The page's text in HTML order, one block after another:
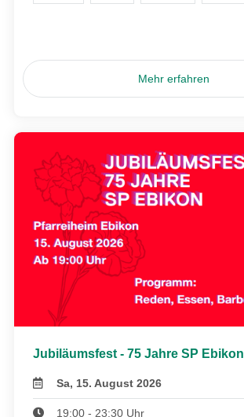
Mehr erfahren
Jubiläumsfest - 75 Jahre SP Ebikon
Sa, 15. August 2026
19:00 - 23:30 Uhr